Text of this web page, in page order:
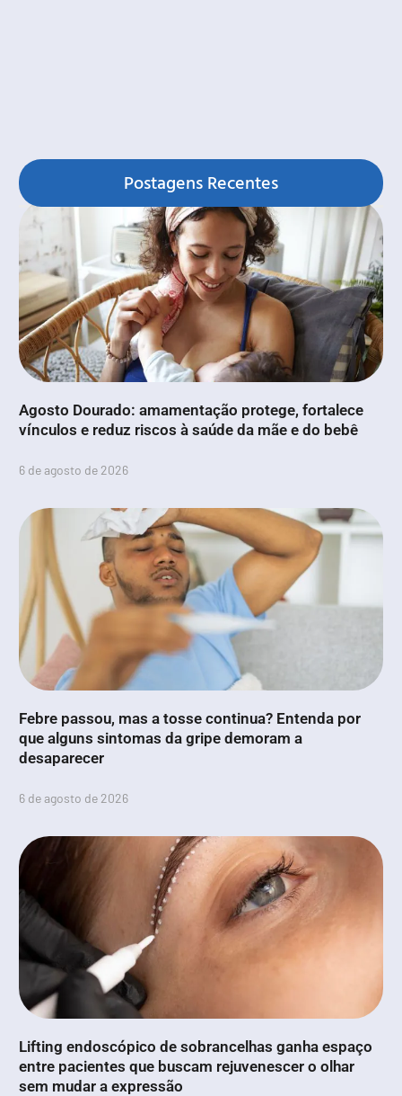
Postagens Recentes
Agosto Dourado: amamentação protege, fortalece
vínculos e reduz riscos à saúde da mãe e do bebê
6 de agosto de 2026
Febre passou, mas a tosse continua? Entenda por
que alguns sintomas da gripe demoram a
desaparecer
6 de agosto de 2026
Lifting endoscópico de sobrancelhas ganha espaço
entre pacientes que buscam rejuvenescer o olhar
sem mudar a expressão